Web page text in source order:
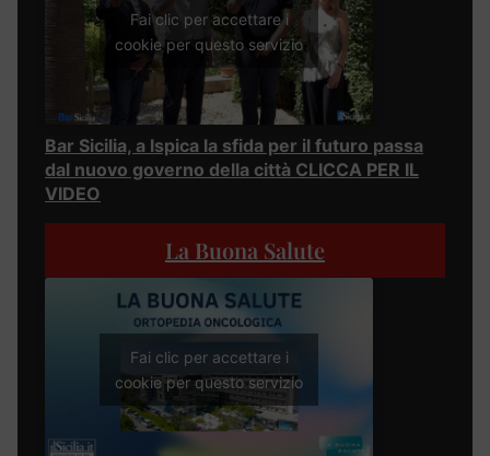
Fai clic per accettare i
cookie per questo servizio
Bar Sicilia, a Ispica la sfida per il futuro passa
dal nuovo governo della città CLICCA PER IL
VIDEO
La Buona Salute
Fai clic per accettare i
cookie per questo servizio